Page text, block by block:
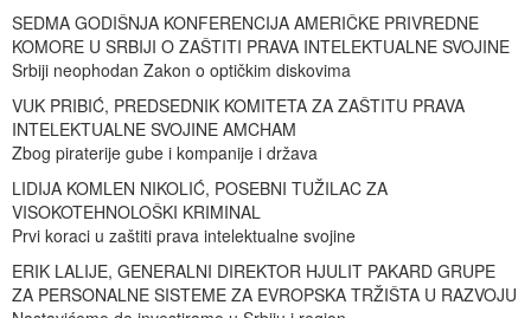
SEDMA GODIŠNJA KONFERENCIJA AMERIČKE PRIVREDNE
KOMORE U SRBIJI O ZAŠTITI PRAVA INTELEKTUALNE SVOJINE
Srbiji neophodan Zakon o optičkim diskovima
VUK PRIBIĆ, PREDSEDNIK KOMITETA ZA ZAŠTITU PRAVA
INTELEKTUALNE SVOJINE AMCHAM
Zbog piraterije gube i kompanije i država
LIDIJA KOMLEN NIKOLIĆ, POSEBNI TUŽILAC ZA
VISOKOTEHNOLOŠKI KRIMINAL
Prvi koraci u zaštiti prava intelektualne svojine
ERIK LALIJE, GENERALNI DIREKTOR HJULIT PAKARD GRUPE
ZA PERSONALNE SISTEME ZA EVROPSKA TRŽIŠTA U RAZVOJU